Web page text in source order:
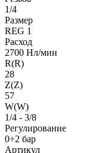
1/4
Размер
REG 1
Расход
2700 Нл/мин
R(R)
28
Z(Z)
57
W(W)
1/4 - 3/8
Регулирование
0÷2 бар
Артикул